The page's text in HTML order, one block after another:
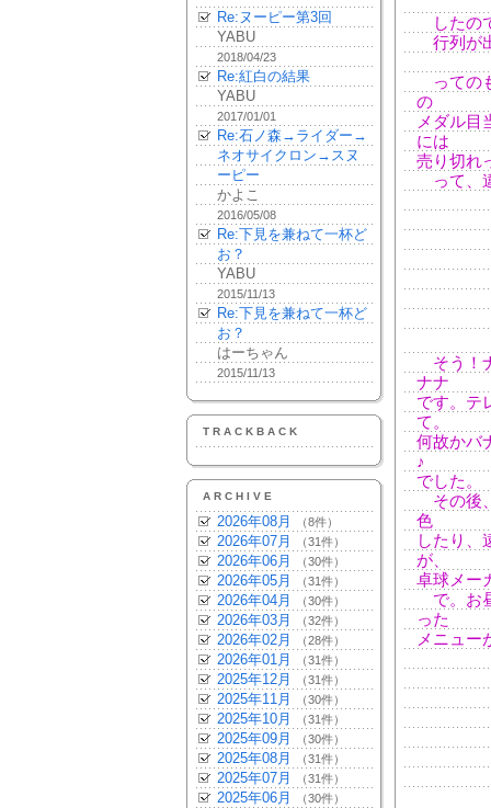
Re:ヌーピー第3回
YABU
2018/04/23
Re:紅白の結果
YABU
2017/01/01
Re:石ノ森→ライダー→
ネオサイクロン→スヌ
ーピー
かよこ
2016/05/08
Re:下見を兼ねて一杯ど
お？
YABU
2015/11/13
Re:下見を兼ねて一杯ど
お？
はーちゃん
2015/11/13
TRACKBACK
ARCHIVE
2026年08月 （8件）
2026年07月 （31件）
2026年06月 （30件）
2026年05月 （31件）
2026年04月 （30件）
2026年03月 （32件）
2026年02月 （28件）
2026年01月 （31件）
2025年12月 （31件）
2025年11月 （30件）
2025年10月 （31件）
2025年09月 （30件）
2025年08月 （31件）
2025年07月 （31件）
2025年06月 （30件）
したの
行列が
っての
の
メダル
には
売り切れ
って、
そう！
ナナ
です。テ
て。
何故かバ
♪
でした。
その後
色
したり、
が、
卓球メー
で。お
った
メニュー